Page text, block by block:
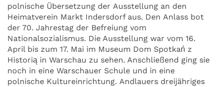
polnische Übersetzung der Ausstellung an den
Heimatverein Markt Indersdorf aus. Den Anlass bot
der 70. Jahrestag der Befreiung vom
Nationalsozialismus. Die Ausstellung war vom 16.
April bis zum 17. Mai im Museum Dom Spotkań z
Historią in Warschau zu sehen. Anschließend ging sie
noch in eine Warschauer Schule und in eine
polnische Kultureinrichtung. Andlauers dreijähriges